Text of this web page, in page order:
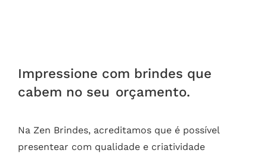
Impressione com brindes que
cabem no seu orçamento.
Na Zen Brindes, acreditamos que é possível
presentear com qualidade e criatividade